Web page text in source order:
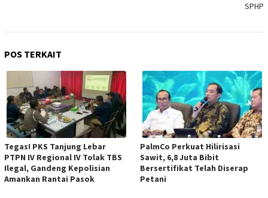
SPHP
POS TERKAIT
Tegas! PKS Tanjung Lebar
PTPN IV Regional IV Tolak TBS
Ilegal, Gandeng Kepolisian
Amankan Rantai Pasok
PalmCo Perkuat Hilirisasi
Sawit, 6,8 Juta Bibit
Bersertifikat Telah Diserap
Petani